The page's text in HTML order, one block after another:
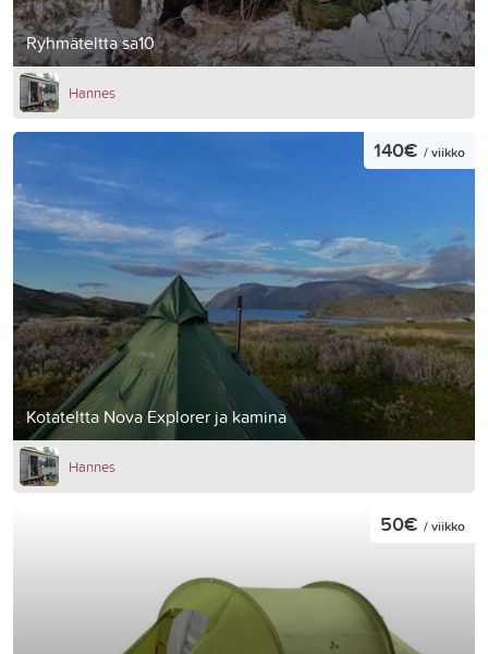
Ryhmäteltta sa10
Hannes
Kotateltta Nova Explorer ja kamina
140€ / viikko
Hannes
50€ / viikko